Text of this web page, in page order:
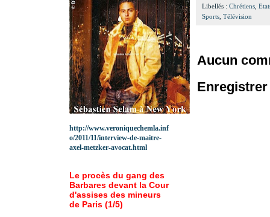
Libellés : Chrétiens,
Sports, Télévision
Aucun
http://www.veroniquechemla.inf
o/2011/11/interview-de-maitre-
axel-metzker-avocat.html
Le procès du gang des
Barbares devant la Cour
d'assises des mineurs
de Paris (1/5)